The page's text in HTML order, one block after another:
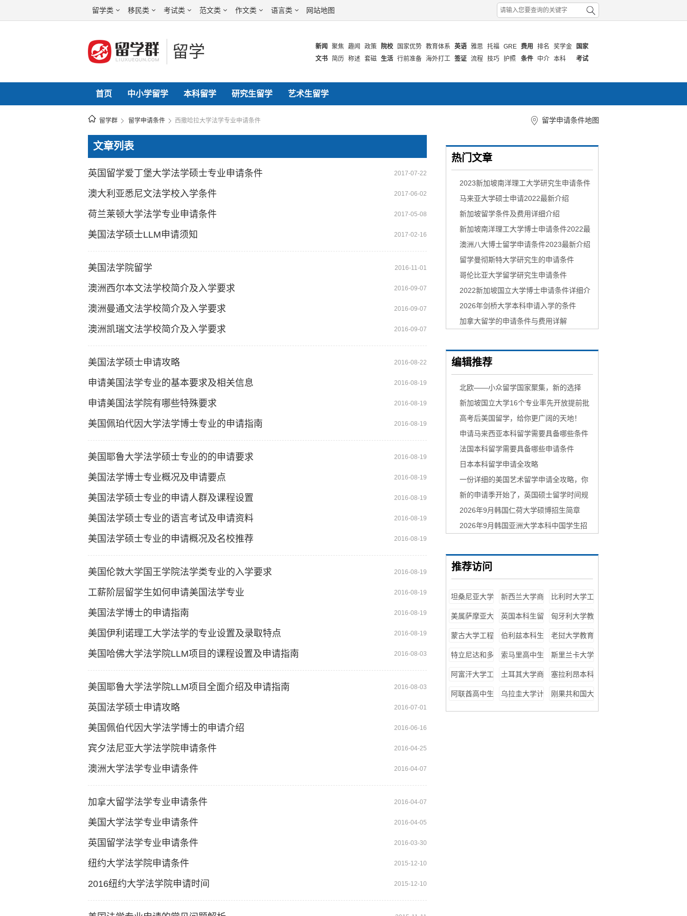
留学类 移民类 考试类 范文类 作文类 语言类 网站地图
新闻
文书
聚焦
简历
趣闻
称述
政策
套磁
院校
生活
国家优势
行前准备
教育体系
海外打工
英语
签证
雅思
流程
托福
技巧
GRE
护照
费用
条件
排名
中介
奖学金
本科
国家
考试
高考 中考 公考
留学
首页 中小学留学 本科留学 研究生留学 艺术生留学
留学群 留学申请条件 西撒哈拉大学法学专业申请条件 留学申请条件地图
文章列表
英国留学爱丁堡大学法学硕士专业申请条件 2017-07-22
澳大利亚悉尼文法学校入学条件 2017-06-02
荷兰莱顿大学法学专业申请条件 2017-05-08
美国法学硕士LLM申请须知 2017-02-16
美国法学院留学 2016-11-01
澳洲西尔本文法学校简介及入学要求 2016-09-07
澳洲曼通文法学校简介及入学要求 2016-09-07
澳洲凯瑞文法学校简介及入学要求 2016-09-07
美国法学硕士申请攻略 2016-08-22
申请美国法学专业的基本要求及相关信息 2016-08-19
申请美国法学院有哪些特殊要求 2016-08-19
美国佩珀代因大学法学博士专业的申请指南 2016-08-19
美国耶鲁大学法学硕士专业的的申请要求 2016-08-19
美国法学博士专业概况及申请要点 2016-08-19
美国法学硕士专业的申请人群及课程设置 2016-08-19
美国法学硕士专业的语言考试及申请资料 2016-08-19
美国法学硕士专业的申请概况及名校推荐 2016-08-19
美国伦敦大学国王学院法学类专业的入学要求 2016-08-19
工薪阶层留学生如何申请美国法学专业 2016-08-19
美国法学博士的申请指南 2016-08-19
美国伊利诺理工大学法学的专业设置及录取特点 2016-08-19
美国哈佛大学法学院LLM项目的课程设置及申请指南 2016-08-03
美国耶鲁大学法学院LLM项目全面介绍及申请指南 2016-08-03
英国法学硕士申请攻略 2016-07-01
美国佩伯代因大学法学博士的申请介绍 2016-06-16
宾夕法尼亚大学法学院申请条件 2016-04-25
澳洲大学法学专业申请条件 2016-04-07
加拿大留学法学专业申请条件 2016-04-07
美国大学法学专业申请条件 2016-04-05
英国留学法学专业申请条件 2016-03-30
纽约大学法学院申请条件 2015-12-10
2016纽约大学法学院申请时间 2015-12-10
热门文章
2023新加坡南洋理工大学研究生申请条件
和时间
马来亚大学硕士申请2022最新介绍
新加坡留学条件及费用详细介绍
新加坡南洋理工大学博士申请条件2022最
新介绍
澳洲八大博士留学申请条件2023最新介绍
留学曼彻斯特大学研究生的申请条件
哥伦比亚大学留学研究生申请条件
2022新加坡国立大学博士申请条件详细介
绍
2026年剑桥大学本科申请入学的条件
加拿大留学的申请条件与费用详解
编辑推荐
北欧——小众留学国家聚集，新的选择
新加坡国立大学16个专业率先开放提前批
申请！7月15日截止！
​高考后美国留学，给你更广阔的天地！
申请马来西亚本科留学需要具备哪些条件
法国本科留学需要具备哪些申请条件
日本本科留学申请全攻略
一份详细的美国艺术留学申请全攻略，你
还在等什么？
新的申请季开始了，英国硕士留学时间规
划！
2026年9月韩国仁荷大学硕博招生简章
2026年9月韩国亚洲大学本科中国学生招
推荐访问
坦桑尼亚大学
新西兰大学商
比利时大学工
美属萨摩亚大
英国本科生留
匈牙利大学教
蒙古大学工程
伯利兹本科生
老挝大学教育
特立尼达和多
索马里高中生
斯里兰卡大学
阿富汗大学工
土耳其大学商
塞拉利昂本科
阿联酋高中生
乌拉圭大学计
刚果共和国大